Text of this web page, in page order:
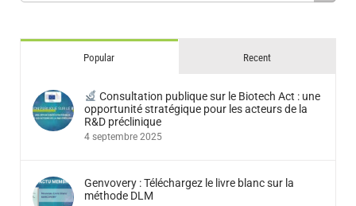
Popular Recent
Consultation publique sur le Biotech Act : une
opportunité stratégique pour les acteurs de la
R&D préclinique
4 septembre 2025
Genvovery : Téléchargez le livre blanc sur la
méthode DLM